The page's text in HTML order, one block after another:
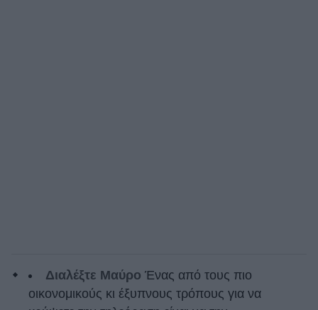
Διαλέξτε Μαύρο Ένας από τους πιο
οικονομικούς κι έξυπνους τρόπους για να